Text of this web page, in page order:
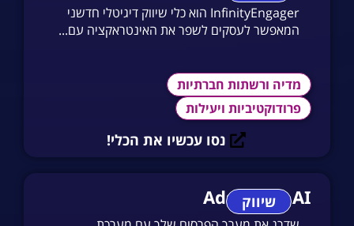
InfinityEngager הוא כלי שיווק דיגיטלי חדשני
המאפשר לעסקים לשפר את האינטראקציה עם...
מדיה ורשתות חברתיות
פרודוקטיביות ויעילות
נסו עכשיו את הכלי!
שיווק
AdsGency AI